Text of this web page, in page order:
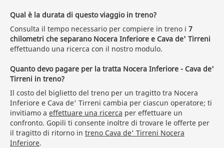
Qual è la durata di questo viaggio in treno?
Consulta il tempo necessario per compiere in treno i 7
chilometri che separano Nocera Inferiore e Cava de' Tirreni
effettuando una ricerca con il nostro modulo.
Quanto devo pagare per la tratta Nocera Inferiore - Cava de'
Tirreni in treno?
Il costo del biglietto del treno per un tragitto tra Nocera
Inferiore e Cava de' Tirreni cambia per ciascun operatore; ti
invitiamo a effettuare una ricerca per effettuare un
confronto. Gopili ti consente inoltre di trovare le offerte per
il tragitto di ritorno in treno Cava de' Tirreni Nocera
Inferiore.